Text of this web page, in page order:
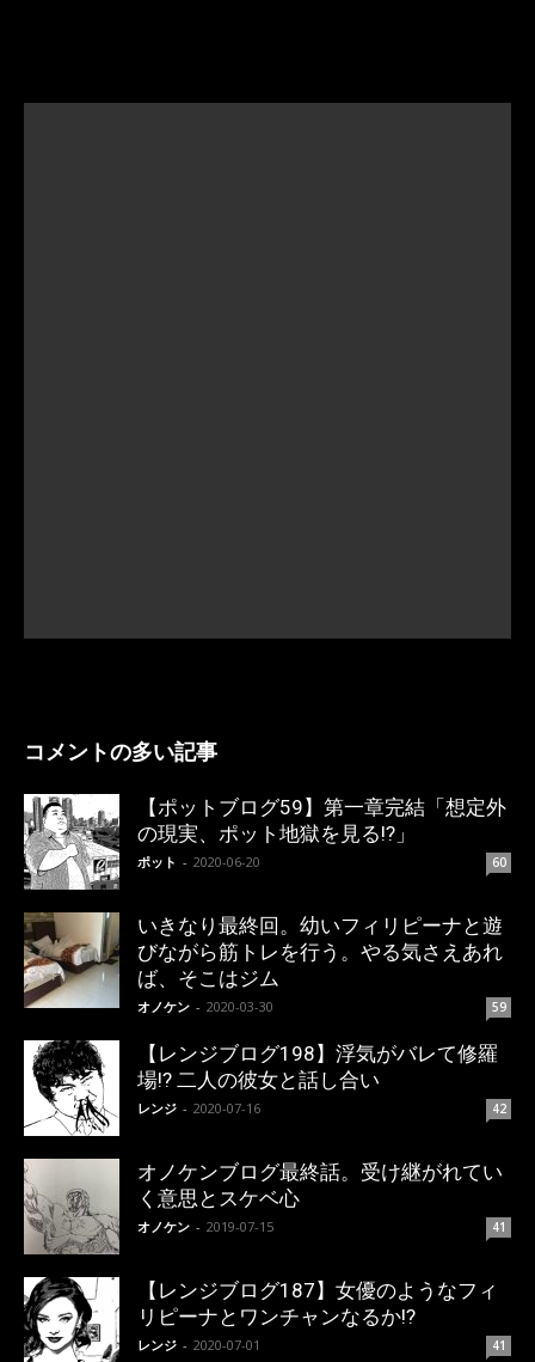
コメントの多い記事
【ポットブログ59】第一章完結「想定外
の現実、ポット地獄を見る!?」
ポット - 2020-06-20 60
いきなり最終回。幼いフィリピーナと遊
びながら筋トレを行う。やる気さえあれ
ば、そこはジム
オノケン - 2020-03-30 59
【レンジブログ198】浮気がバレて修羅
場!? 二人の彼女と話し合い
レンジ - 2020-07-16 42
オノケンブログ最終話。受け継がれてい
く意思とスケベ心
オノケン - 2019-07-15 41
【レンジブログ187】女優のようなフィ
リピーナとワンチャンなるか!?
レンジ - 2020-07-01 41